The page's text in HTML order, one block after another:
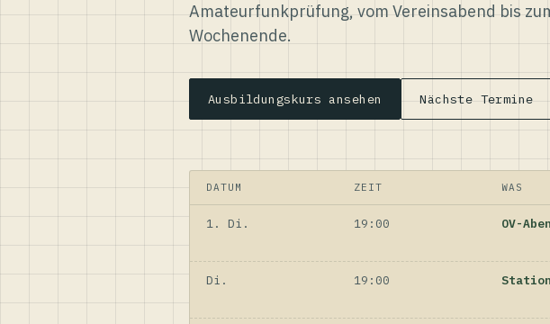
Amateurfunkprüfung, vom Vereinsabend bis
Wochenende.
Ausbildungskurs ansehen Nächste Termine
DATUM ZEIT WAS
1. Di. 19:00 OV-
Di. 19:00